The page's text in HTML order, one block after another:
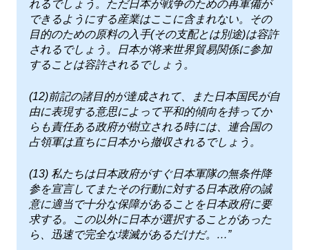
れるでしょう。ただ日本が戦争のための再軍備が
できるようにする産業はここに含まれない。その
目的のための原料の入手(その支配とは別途)は容許
されるでしょう。日本が将来世界貿易関係に参加
することは容許されるでしょう。
(12)前記の諸目的が達成されて、また日本国民が自
由に表現する意思によって平和的傾向を持ってか
らも責任ある政府が樹立される時には、連合国の
占領軍は直ちに日本から撤収されるでしょう。
(13) 私たちは日本政府がすぐ日本軍隊の無条件降
参を宣言してまたその行動に対する日本政府の誠
意に適当で十分な保障があることを日本政府に要
求する。この以外に日本が選択することがあった
ら、迅速で完全な壊滅があるだけだ。…”